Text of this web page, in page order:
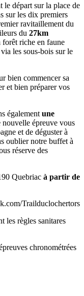
le départ sur la place de
sur les dix premiers
ravitaillement du
du 27km
forêt riche en faune
les sous-bois sur le
bien commencer sa
et bien préparer vos
également une
épreuve vous
et de déguster à
oublier notre buffet à
réserve des
Quebriac à partir de
Trailduclochertors
les règles sanitares
chronométrées